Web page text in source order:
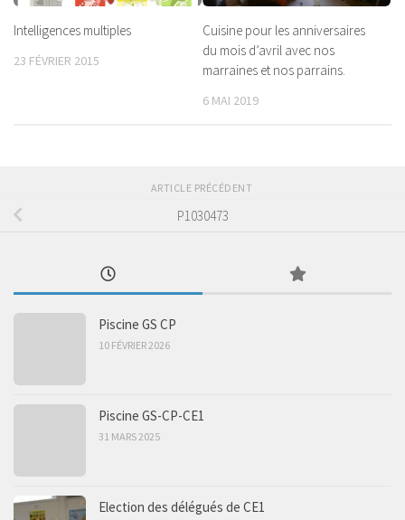
Intelligences multiples
23 FÉVRIER 2015
Cuisine pour les anniversaires
du mois d’avril avec nos
marraines et nos parrains.
6 MAI 2019
ARTICLE PRÉCÉDENT
P1030473
Piscine GS CP
10 FÉVRIER 2026
Piscine GS-CP-CE1
31 MARS 2025
Election des délégués de CE1